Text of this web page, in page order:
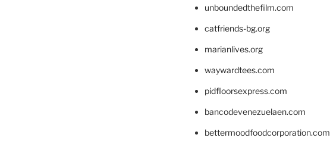
unboundedthefilm.com
catfriends-bg.org
marianlives.org
waywardtees.com
pidfloorsexpress.com
bancodevenezuelaen.com
bettermoodfoodcorporation.com